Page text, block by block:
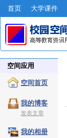
首页 大学课件
空间应用
空间首页
我的博客
发表文章
我的相册